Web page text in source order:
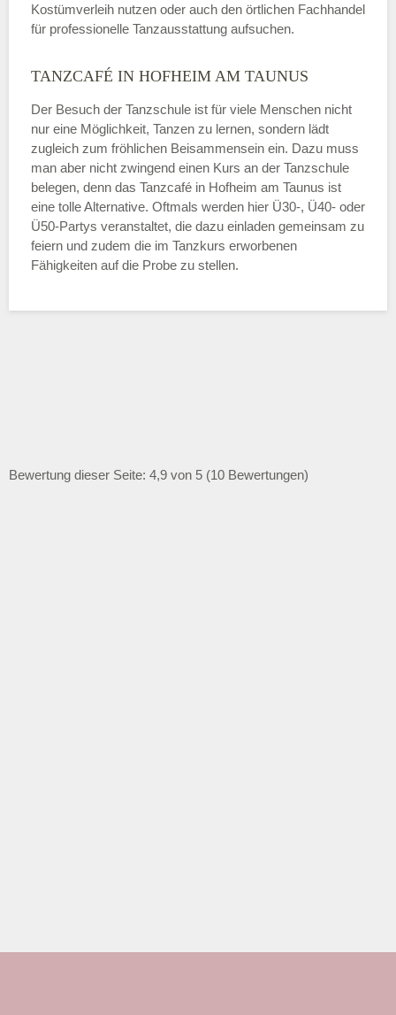
Kostümverleih nutzen oder auch den örtlichen Fachhandel
für professionelle Tanzausstattung aufsuchen.
TANZCAFÉ IN HOFHEIM AM TAUNUS
Der Besuch der Tanzschule ist für viele Menschen nicht
nur eine Möglichkeit, Tanzen zu lernen, sondern lädt
zugleich zum fröhlichen Beisammensein ein. Dazu muss
man aber nicht zwingend einen Kurs an der Tanzschule
belegen, denn das Tanzcafé in Hofheim am Taunus ist
eine tolle Alternative. Oftmals werden hier Ü30-, Ü40- oder
Ü50-Partys veranstaltet, die dazu einladen gemeinsam zu
feiern und zudem die im Tanzkurs erworbenen
Fähigkeiten auf die Probe zu stellen.
Bewertung dieser Seite: 4,9 von 5 (10 Bewertungen)